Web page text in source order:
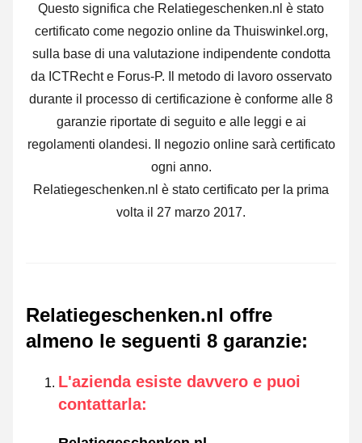
Questo significa che Relatiegeschenken.nl è stato
certificato come negozio online da Thuiswinkel.org,
sulla base di una valutazione indipendente condotta
da ICTRecht e Forus-P.
Il metodo di lavoro osservato
durante il processo di certificazione è conforme alle 8
garanzie riportate di seguito e alle leggi e ai
regolamenti olandesi. Il negozio online sarà certificato
ogni anno.
Relatiegeschenken.nl è stato certificato per la prima
volta il 27 marzo 2017.
Relatiegeschenken.nl offre
almeno le seguenti 8 garanzie:
L'azienda esiste davvero e puoi
contattarla: